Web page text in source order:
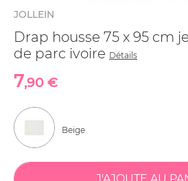
JOLLEIN
Drap housse 75 x 95 cm
de parc ivoire Détails
7,90 €
Beige